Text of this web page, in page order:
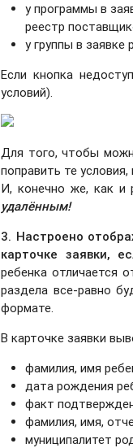
у программы в
реестр
у группы в заявке
Если кнопка
условий).
Для того, чтобы
поправить те
И, конечно же, как и
удалённым!
3. Настроено
карточке заявки,
ребенка отличается
раздела все-равно
формате.
В карточке заявки
фамилия, имя
дата рождения
факт
фамилия, имя,
муниципалитет